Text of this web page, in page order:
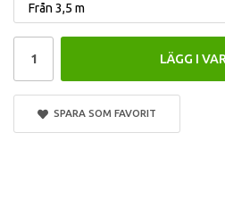
LÄGG I
SPARA SOM FAVORIT